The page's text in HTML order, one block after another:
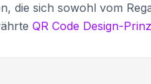
die sich sowohl vom
QR Code Design-